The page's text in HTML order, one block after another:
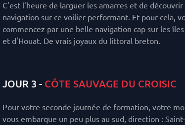
C'est l'heure de larguer les amarres et de découvrir
navigation sur ce voilier performant. Et pour cela,
commencez par une belle navigation cap sur les
et d'Houat. De vrais joyaux du littoral breton.
JOUR 3 - CÔTE SAUVAGE DU CROISIC
Pour votre seconde journée de formation, votre
vous embarque un peu plus au sud, direction :